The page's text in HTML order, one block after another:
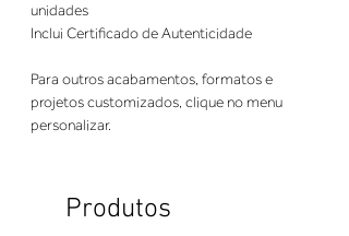
unidades
Inclui Certificado de Autenticidade
Para outros acabamentos, formatos e
projetos customizados, clique no menu
personalizar.
Produtos